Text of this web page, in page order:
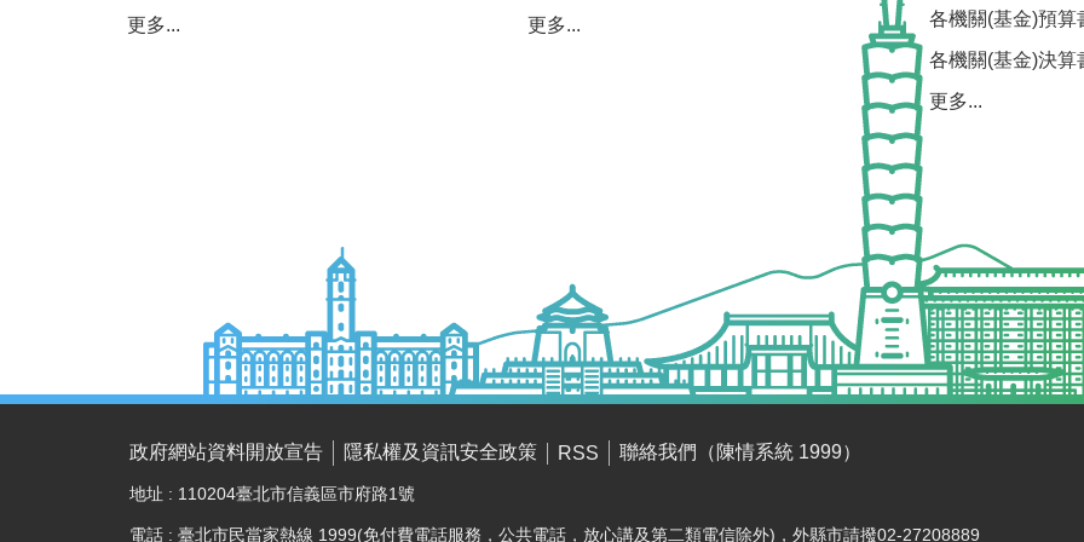
更多... 更多...
各機關(基金)預算
各機關(基金)決算
更多...
政府網站資料開放宣告 隱私權及資訊安全政策 RSS 聯絡我們（陳情系統 1999）
地址 : 110204臺北市信義區市府路1號
電話 : 臺北市民當家熱線 1999(免付費電話服務，公共電話，放心講及第二類電信除外)，外縣市請撥02-27208889